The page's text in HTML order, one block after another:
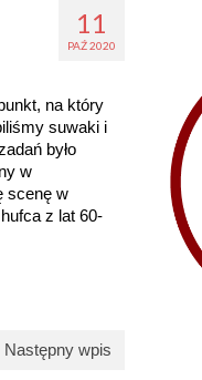
11
PAŹ 2020
na który
suwaki i
było
w
scenę w
z lat 60-
Następny wpis